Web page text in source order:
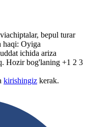
bepul turar
haqi: Oyiga
ichida ariza
Hozir bog'laning +1 2 3
kirishingiz kerak.